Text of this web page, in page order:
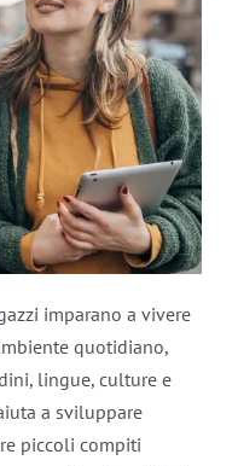
imparano a vivere
quotidiano,
lingue, culture e
a sviluppare
piccoli compiti